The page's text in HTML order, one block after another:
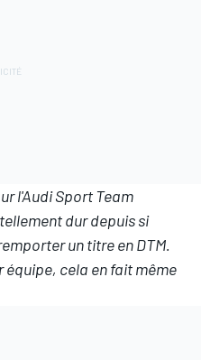
l'Audi Sport Team
dur depuis si
un titre en DTM.
cela en fait même